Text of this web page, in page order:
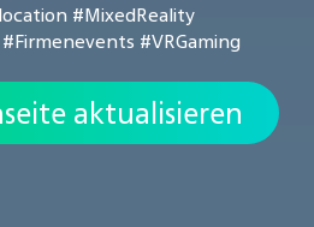
#MixedReality
#Firmenevents #VRGaming
aktualisieren